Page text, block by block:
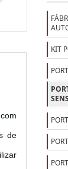
de
KIT